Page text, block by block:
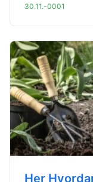
30.11.-0001
Her